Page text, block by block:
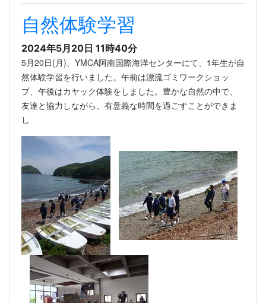
自然体験学習
2024年5月20日 11時40分
5月20日(月)、YMCA阿南国際海洋センターにて、1年生が自
然体験学習を行いました。午前は漂流ゴミワークショッ
プ、午後はカヤック体験をしました。豊かな自然の中で、
友達と協力しながら、有意義な時間を過ごすことができま
し